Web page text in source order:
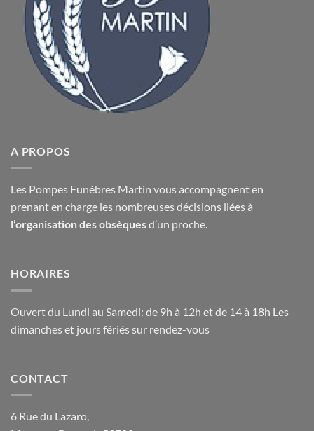
A PROPOS
Les Pompes Funèbres Martin vous accompagnent en
prenant en charge les nombreuses décisions liées à
l’organisation des obsèquesd’un proche.
HORAIRES
Ouvert du Lundi au Samedi: de 9h à 12h et de 14 à 18h Les
dimanches et jours fériés sur rendez-vous
CONTACT
6 Rue du Lazaro,